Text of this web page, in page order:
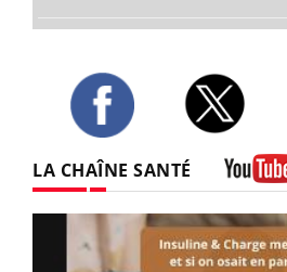
LA CHAÎNE SANTÉ